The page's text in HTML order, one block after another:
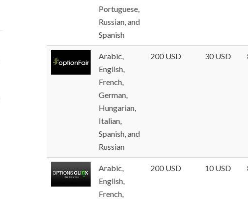
Portuguese,
Russian, and
Spanish
Arabic,
English,
French,
German,
Hungarian,
Italian,
Spanish, and
Russian
200 USD 30 USD
Arabic,
English,
French,
200 USD 10 USD